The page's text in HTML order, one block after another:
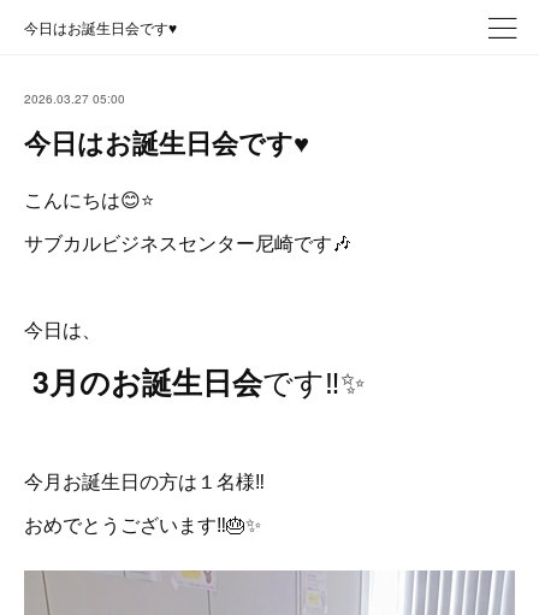
今日はお誕生日会です♥️
2026.03.27 05:00
今日はお誕生日会です♥️
こんにちは😊⭐
サブカルビジネスセンター尼崎です🎶
今日は、
3月のお誕生日会です‼️✨
今月お誕生日の方は１名様‼️
おめでとうございます‼️🎂✨